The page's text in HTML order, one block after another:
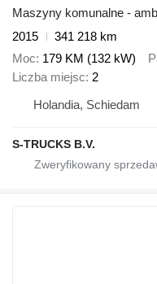
Maszyny komunalne -
2015
341 218 km
Moc 179 KM (132 kW)
Liczba miejsc 2
Holandia, Schiedam
S-TRUCKS B.V.